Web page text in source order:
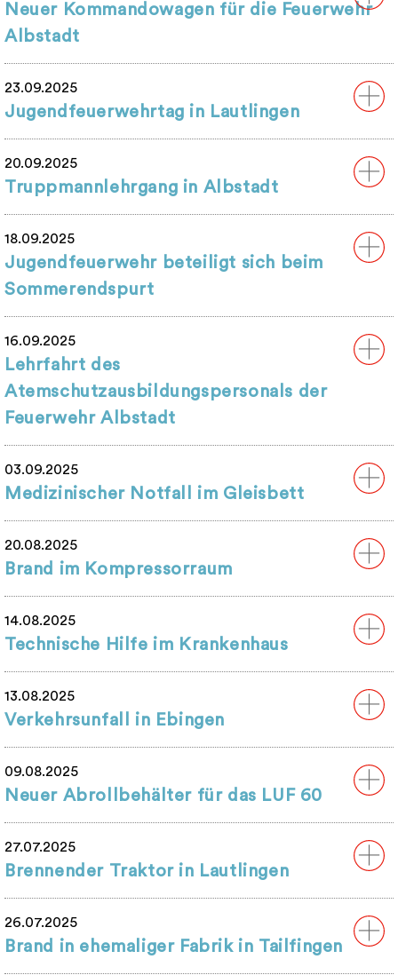
Neuer Kommandowagen für die Feuerwehr
Albstadt
23.09.2025
Jugendfeuerwehrtag in Lautlingen
20.09.2025
Truppmannlehrgang in Albstadt
18.09.2025
Jugendfeuerwehr beteiligt sich beim
Sommerendspurt
16.09.2025
Lehrfahrt des
Atemschutzausbildungspersonals der
Feuerwehr Albstadt
03.09.2025
Medizinischer Notfall im Gleisbett
20.08.2025
Brand im Kompressorraum
14.08.2025
Technische Hilfe im Krankenhaus
13.08.2025
Verkehrsunfall in Ebingen
09.08.2025
Neuer Abrollbehälter für das LUF 60
27.07.2025
Brennender Traktor in Lautlingen
26.07.2025
Brand in ehemaliger Fabrik in Tailfingen